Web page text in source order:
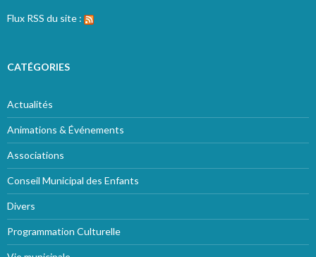
Flux RSS du site :
CATÉGORIES
Actualités
Animations & Événements
Associations
Conseil Municipal des Enfants
Divers
Programmation Culturelle